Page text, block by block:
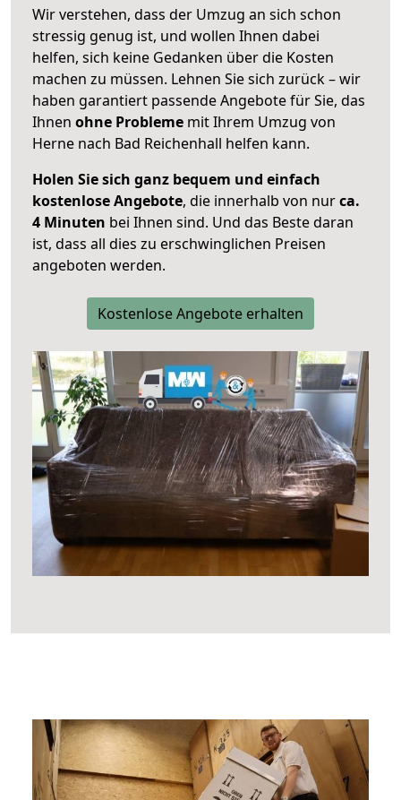
Wir verstehen, dass der Umzug an sich schon
stressig genug ist, und wollen Ihnen dabei
helfen, sich keine Gedanken über die Kosten
machen zu müssen. Lehnen Sie sich zurück – wir
haben garantiert passende Angebote für Sie, das
Ihnen ohne Probleme mit Ihrem Umzug von
Herne nach Bad Reichenhall helfen kann.
Holen Sie sich ganz bequem und einfach
kostenlose Angebote, die innerhalb von nurca.
4 Minuten bei Ihnen sind. Und das Beste daran
ist, dass all dies zu erschwinglichen Preisen
angeboten werden.
Kostenlose Angebote erhalten